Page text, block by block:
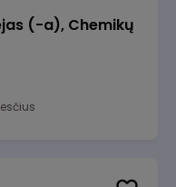
(-a), Chemikų